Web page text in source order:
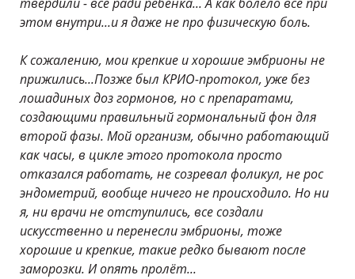
этом внутри...и я даже не про физическую боль.
К сожалению, мои крепкие и хорошие эмбрионы не
прижились...Позже был КРИО-протокол, уже без
лошадиных доз гормонов, но с препаратами,
создающими правильный гормональный фон для
второй фазы. Мой организм, обычно работающий
как часы, в цикле этого протокола просто
отказался работать, не созревал фоликул, не рос
эндометрий, вообще ничего не происходило. Но ни
я, ни врачи не отступились, все создали
искусственно и перенесли эмбрионы, тоже
хорошие и крепкие, такие редко бывают после
заморозки. И опять пролёт...